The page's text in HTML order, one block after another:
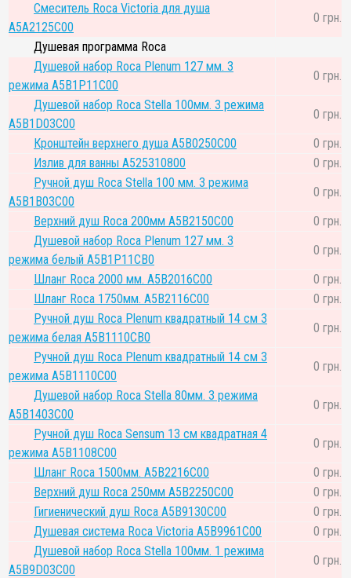
Смеситель Roca Victoria для душа
A5A2125C00
0 грн.
Душевая программа Roca
Душевой набор Roca Plenum 127 мм. 3
режима A5B1P11C00
0 грн.
Душевой набор Roca Stella 100мм. 3 режима
A5B1D03C00
0 грн.
Кронштейн верхнего душа A5B0250C00
0 грн.
Излив для ванны A525310800
0 грн.
Ручной душ Roca Stella 100 мм. 3 режима
A5B1B03C00
0 грн.
Верхний душ Roca 200мм A5B2150C00
0 грн.
Душевой набор Roca Plenum 127 мм. 3
режима белый A5B1P11CB0
0 грн.
Шланг Roca 2000 мм. A5B2016C00
0 грн.
Шланг Roca 1750мм. A5B2116C00
0 грн.
Ручной душ Roca Plenum квадратный 14 см 3
режима белая A5B1110CB0
0 грн.
Ручной душ Roca Plenum квадратный 14 см 3
режима A5B1110C00
0 грн.
Душевой набор Roca Stella 80мм. 3 режима
A5B1403C00
0 грн.
Ручной душ Roca Sensum 13 см квадратная 4
режима A5B1108C00
0 грн.
Шланг Roca 1500мм. A5B2216C00
0 грн.
Верхний душ Roca 250мм A5B2250C00
0 грн.
Гигиенический душ Roca A5B9130C00
0 грн.
Душевая система Roca Victoria A5B9961C00
0 грн.
Душевой набор Roca Stella 100мм. 1 режима
A5B9D03C00
0 грн.